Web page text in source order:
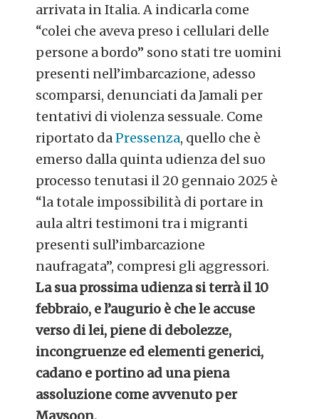
arrivata in Italia. A indicarla come
“colei che aveva preso i cellulari delle
persone a bordo” sono stati tre uomini
presenti nell’imbarcazione, adesso
scomparsi, denunciati da Jamali per
tentativi di violenza sessuale. Come
riportato daPressenza, quello che è
emerso dalla quinta udienza del suo
processo tenutasi il 20 gennaio 2025 è
“la totale impossibilità di portare in
aula altri testimoni tra i migranti
presenti sull’imbarcazione
naufragata”, compresi gli aggressori.
La sua prossima udienza si terrà il 10
febbraio, e l’augurio è che le accuse
verso di lei, piene di debolezze,
incongruenze ed elementi generici,
cadano e portino ad una piena
assoluzione come avvenuto per
Maysoon.